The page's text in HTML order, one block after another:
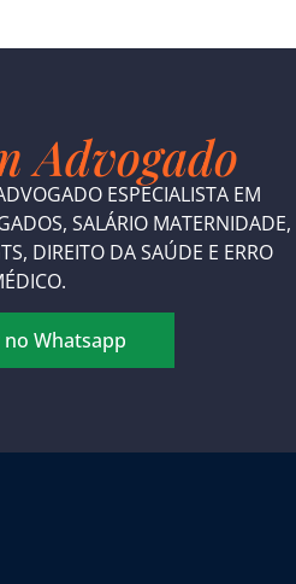
Advogado
ESPECIALISTA EM
SALÁRIO MATERNIDADE,
DIREITO DA SAÚDE E ERRO
no Whatsapp